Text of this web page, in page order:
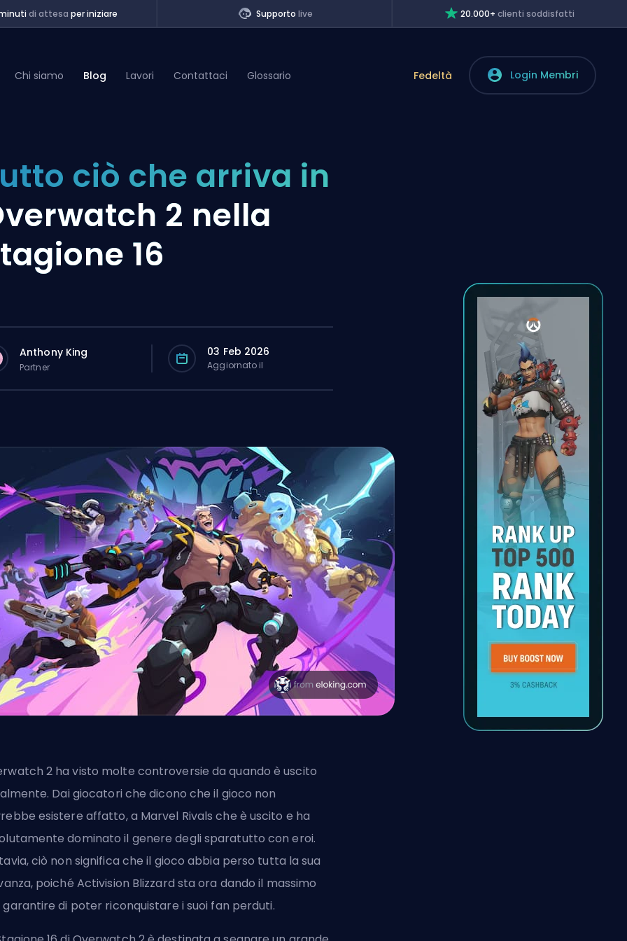
di attesa per iniziare Supporto live 20.000+clienti soddisfatti
Chi siamo Blog Lavori Contattaci Glossario Fedeltà Login Membri
ciò che arriva in
2 nella
16
Anthony King
Partner
03 Feb 2026
Aggiornato il
2 ha visto molte controversie da quando è uscito
Dai giocatori che dicono che il gioco non
esistere affatto, a Marvel Rivals che è uscito e ha
dominato il genere degli sparatutto con eroi.
ciò non significa che il gioco abbia perso tutta la sua
poiché Activision Blizzard sta ora dando il massimo
di poter riconquistare i suoi fan perduti.